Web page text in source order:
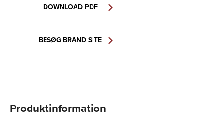
DOWNLOAD PDF
BESØG BRAND SITE
Produktinformation